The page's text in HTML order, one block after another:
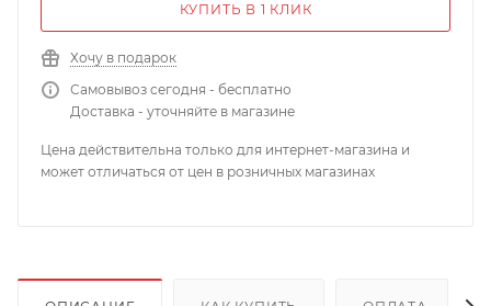
КУПИТЬ В 1 КЛИК
Хочу в подарок
Самовывоз сегодня - бесплатно
Доставка - уточняйте в магазине
Цена действительна только для интернет-магазина и
может отличаться от цен в розничных магазинах